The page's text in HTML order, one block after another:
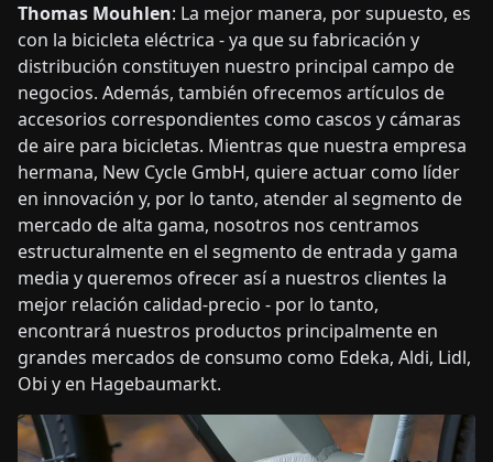
Thomas Mouhlen: La mejor manera, por supuesto, es
con la bicicleta eléctrica - ya que su fabricación y
distribución constituyen nuestro principal campo de
negocios. Además, también ofrecemos artículos de
accesorios correspondientes como cascos y cámaras
de aire para bicicletas. Mientras que nuestra empresa
hermana, New Cycle GmbH, quiere actuar como líder
en innovación y, por lo tanto, atender al segmento de
mercado de alta gama, nosotros nos centramos
estructuralmente en el segmento de entrada y gama
media y queremos ofrecer así a nuestros clientes la
mejor relación calidad-precio - por lo tanto,
encontrará nuestros productos principalmente en
grandes mercados de consumo como Edeka, Aldi, Lidl,
Obi y en Hagebaumarkt.